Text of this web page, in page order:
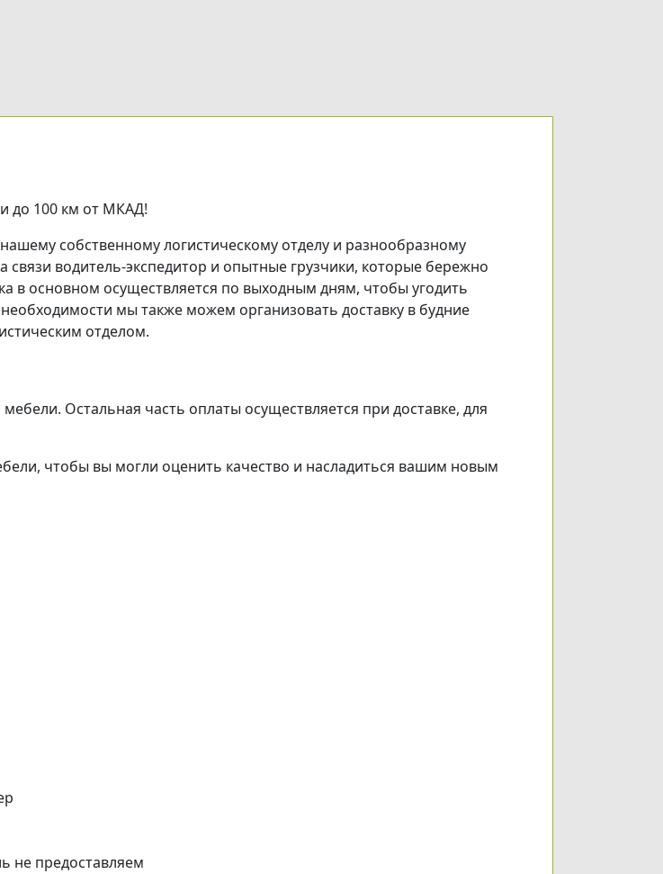
до 100 км от МКАД!
собственному логистическому отделу и разнообразному
связи водитель-экспедитор и опытные грузчики, которые бережно
в основном осуществляется по выходным дням, чтобы угодить
мы также можем организовать доставку в будние
отделом.
Остальная часть оплаты осуществляется при доставке, для
чтобы вы могли оценить качество и насладиться вашим новым
не предоставляем